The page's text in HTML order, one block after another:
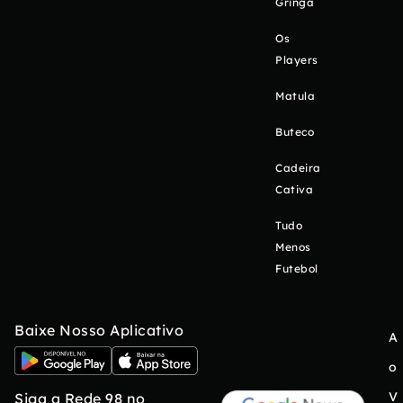
Os
Players
Matula
Buteco
Cadeira
Cativa
Tudo
Menos
Futebol
Baixe Nosso Aplicativo
Siga a Rede 98 no
A
o
V